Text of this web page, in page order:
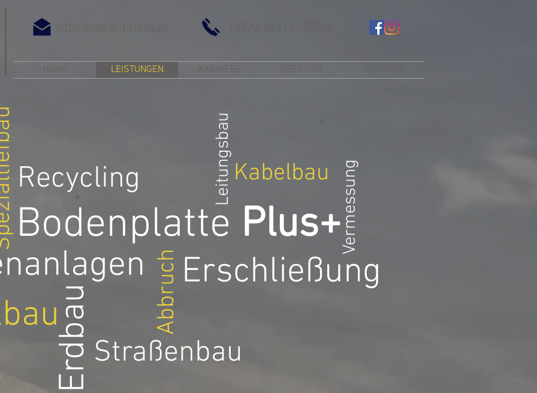
LEISTUNGEN
Bodenplatte Plus+
Leitungsbau
Recycling
Erschließung
Kabelbau Vermessung
Abbruch
ErdbauStraßenbau